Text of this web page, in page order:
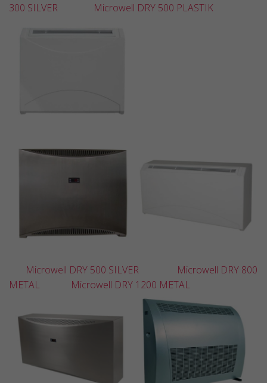
300 SILVER
Microwell DRY 500 PLASTIK
Microwell DRY 500 SILVER
Microwell DRY 800
METAL
Microwell DRY 1200 METAL